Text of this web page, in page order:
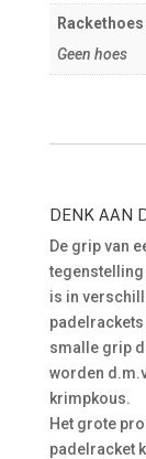
Rackethoes
Geen hoes
DENK AAN
De grip van
tegenstelling
is in
smalle grip
worden
krimpkous.
Het grote
padelracket